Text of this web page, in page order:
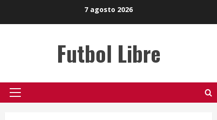
7 agosto 2026
Futbol Libre
Primary